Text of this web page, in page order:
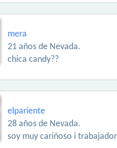
mera
21 años de Nevada.
chica candy??
elpariente
28 años de Nevada.
soy muy cariñoso i trabajador